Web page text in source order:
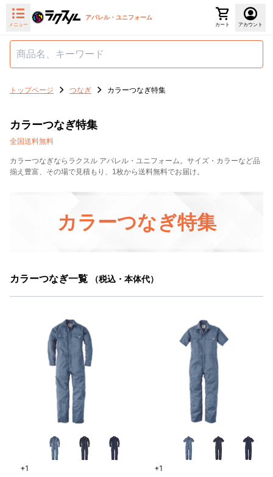
メニュー
アパレル・ユニフォーム
カート アカウント
トップページ つなぎ カラーつなぎ特集
カラーつなぎ特集
全国送料無料
カラーつなぎならラクスル アパレル・ユニフォーム。サイズ・カラーなど品
揃え豊富、その場で見積もり、1枚から送料無料でお届け。
カラーつなぎ特集
カラーつなぎ一覧 （税込・本体代）
+1
+1